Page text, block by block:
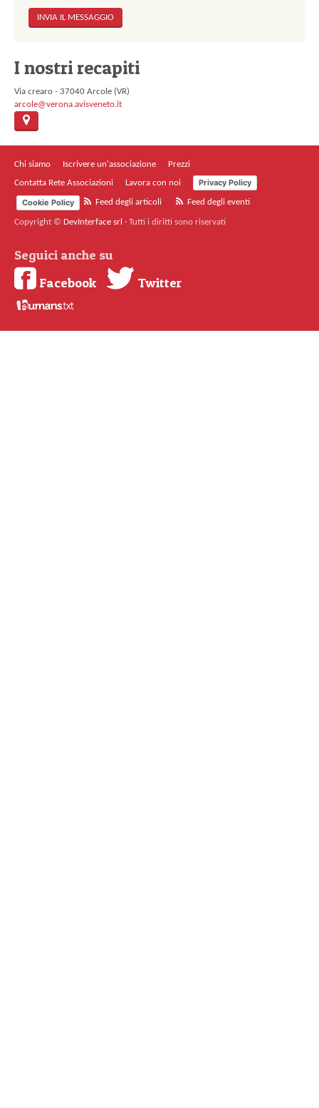
I nostri recapiti
Via crearo - 37040 Arcole (VR)
arcole@verona.avisveneto.it
Chi siamo Iscrivere un'associazione
Prezzi
Contatta Rete Associazioni
Lavora con noi
Privacy Policy
Cookie Policy
Feed degli articoli Feed degli eventi
Copyright © DevInterface srl · Tutti i diritti sono riservati
Seguici anche su
Facebook
Twitter